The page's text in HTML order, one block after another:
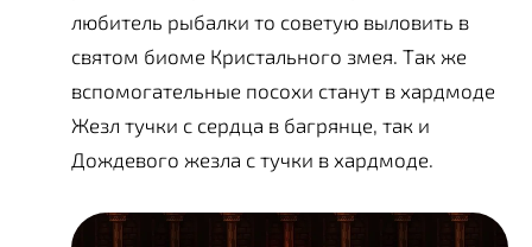
любитель рыбалки то советую выловить в
святом биоме Кристального змея. Так же
вспомогательные посохи станут в хардмоде
Жезл тучки с сердца в багрянце, так и
Дождевого жезла с тучки в хардмоде.